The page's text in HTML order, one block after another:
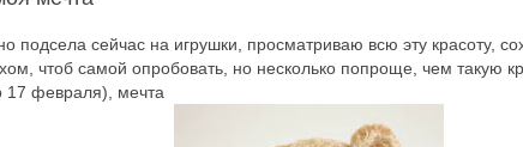
подсела сейчас на игрушки, просматриваю всю эту красоту,
чтоб самой опробовать, но несколько попроще, чем такую
17 февраля), мечта